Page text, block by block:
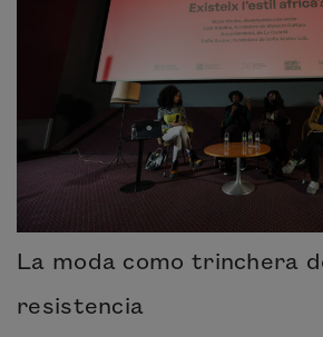
La moda como trinchera
resistencia